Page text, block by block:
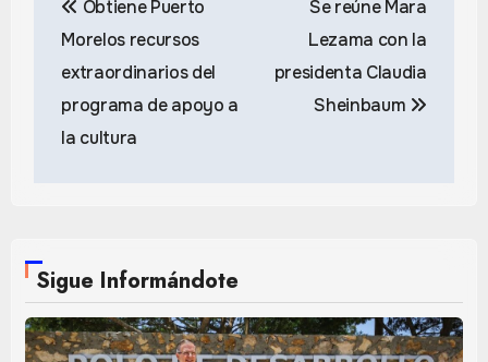
de
entradas
Obtiene Puerto
Morelos recursos
extraordinarios del
programa de apoyo a
la cultura
Se reúne Mara
Lezama con la
presidenta Claudia
Sheinbaum
Sigue Informándote